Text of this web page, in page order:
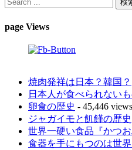
page Views
焼肉発祥は日本？韓国？
日本人が食べられない
卵食の歴史 - 45,446 views
ジャガイモと飢饉の歴史
世界一硬い食品『かつ
食器を手にもつのは世